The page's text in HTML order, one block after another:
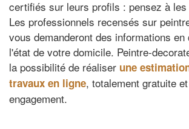
certifiés sur leurs profils : pensez à les
Les professionnels recensés sur
vous demanderont des informations
l'état de votre domicile. Peintre-
la possibilité de réaliser une
travaux en ligne, totalement gratuite
engagement.